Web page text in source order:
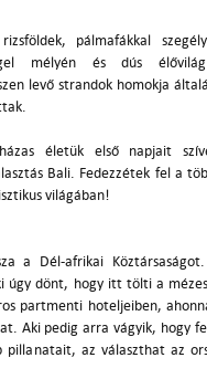
pálmafákkal
mélyén és dús
levő strandok homokja
életük első napjait
Bali. Fedezzétek fel a
világában!
a Dél-afrikai
úgy dönt, hogy itt tölti a
partmenti hoteljeiben,
Aki pedig arra vágyik, hogy
az választhat az